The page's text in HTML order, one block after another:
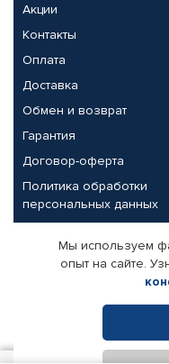
Акции
Контакты
Оплата
Доставка
Обмен и возврат
Гарантия
Договор-оферта
Политика обработки
персональных данных
Партнерам
Корпоративным
Поставщикам
Мы используем
опыт на сайте.